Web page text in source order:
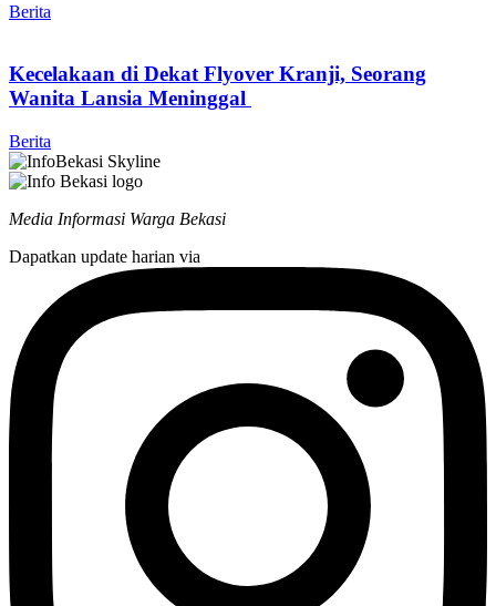
Berita
Kecelakaan di Dekat Flyover Kranji, Seorang
Wanita Lansia Meninggal
Berita
Media Informasi Warga Bekasi
Dapatkan update harian via